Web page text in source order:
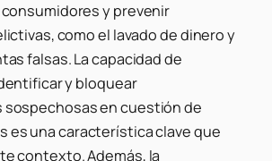
y prevenir
como el lavado de dinero y
falsas. La capacidad de
y bloquear
en cuestión de
es una característica clave que
contexto. Además, la